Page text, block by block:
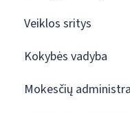
Veiklos sritys
Kokybės vadyba
Mokesčių